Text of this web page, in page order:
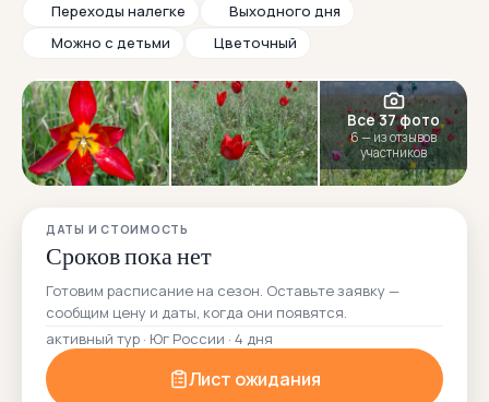
Переходы налегке
Выходного дня
Можно с детьми
Цветочный
Все 37 фото
6 — из отзывов
участников
ДАТЫ И СТОИМОСТЬ
Сроков пока нет
Готовим расписание на сезон. Оставьте заявку —
сообщим цену и даты, когда они появятся.
активный тур · Юг России · 4 дня
Лист ожидания